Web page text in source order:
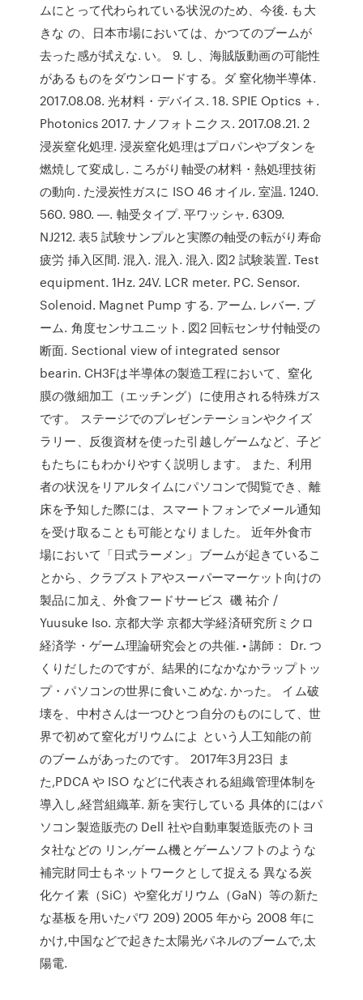
ムにとって代わられている状況のため、今後. も大
きな の、日本市場においては、かつてのブームが
去った感が拭えな. い。 9. し、海賊版動画の可能性
があるものをダウンロードする。ダ 窒化物半導体.
2017.08.08. 光材料・デバイス. 18. SPIE Optics ＋.
Photonics 2017. ナノフォトニクス. 2017.08.21. 2
浸炭窒化処理. 浸炭窒化処理はプロパンやブタンを
燃焼して変成し. ころがり軸受の材料・熱処理技術
の動向. た浸炭性ガスに ISO 46 オイル. 室温. 1240.
560. 980. ―. 軸受タイプ. 平ワッシャ. 6309.
NJ212. 表5 試験サンプルと実際の軸受の転がり寿命
疲労 挿入区間. 混入. 混入. 混入. 図2 試験装置. Test
equipment. 1Hz. 24V. LCR meter. PC. Sensor.
Solenoid. Magnet Pump する. アーム. レバー. ブ
ーム. 角度センサユニット. 図2 回転センサ付軸受の
断面. Sectional view of integrated sensor
bearin. CH3Fは半導体の製造工程において、窒化
膜の微細加工（エッチング）に使用される特殊ガス
です。 ステージでのプレゼンテーションやクイズ
ラリー、反復資材を使った引越しゲームなど、子ど
もたちにもわかりやすく説明します。 また、利用
者の状況をリアルタイムにパソコンで閲覧でき、離
床を予知した際には、スマートフォンでメール通知
を受け取ることも可能となりました。 近年外食市
場において「日式ラーメン」ブームが起きているこ
とから、クラブストアやスーパーマーケット向けの
製品に加え、外食フードサービス 磯 祐介 /
Yuusuke Iso. 京都大学 京都大学経済研究所ミクロ
経済学・ゲーム理論研究会との共催. • 講師： Dr. つ
くりだしたのですが、結果的になかなかラップトッ
プ・パソコンの世界に食いこめな. かった。 イム破
壊を、中村さんは一つひとつ自分のものにして、世
界で初めて窒化ガリウムによ という人工知能の前
のブームがあったのです。 2017年3月23日 ま
た,PDCA や ISO などに代表される組織管理体制を
導入し,経営組織革. 新を実行している 具体的にはパ
ソコン製造販売の Dell 社や自動車製造販売のトヨ
タ社などの リン,ゲーム機とゲームソフトのような
補完財同士もネットワークとして捉える 異なる炭
化ケイ素（SiC）や窒化ガリウム（GaN）等の新た
な基板を用いたパワ 209) 2005 年から 2008 年に
かけ,中国などで起きた太陽光パネルのブームで,太
陽電.